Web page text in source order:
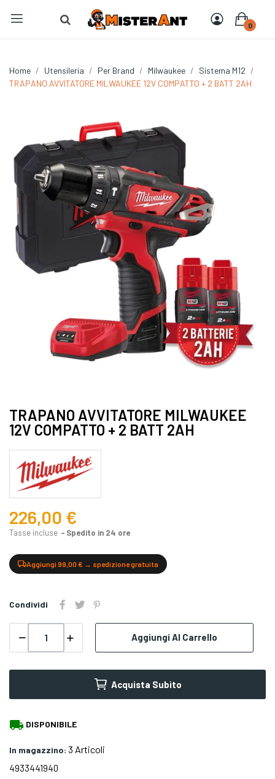
0
Home Utensileria Per Brand Milwaukee
Sistema M12
TRAPANO AVVITATORE MILWAUKEE 12V COMPATTO + 2 BATT 2AH
TRAPANO AVVITATORE MILWAUKEE
12V COMPATTO + 2 BATT 2AH
226,00 €
Tasse incluse Spedito in 24 ore
Aggiungi 99,00 € → spedizione gratuita
Condividi
Aggiungi Al Carrello
Acquista Subito
local_shipping DISPONIBILE
In magazzino: 3 Articoli
4933441940